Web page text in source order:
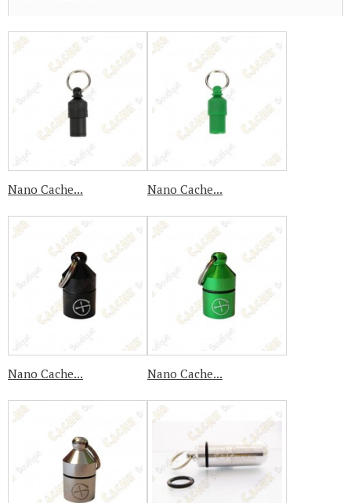
Nano Cache... Nano Cache...
Nano Cache... Nano Cache...